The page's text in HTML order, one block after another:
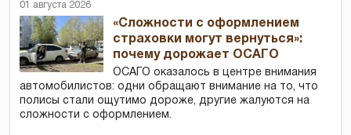
01 августа 2026
«Сложности с оформлением
страховки могут вернуться»:
почему дорожает ОСАГО
ОСАГО оказалось в центре внимания
автомобилистов: одни обращают внимание на то, что
полисы стали ощутимо дороже, другие жалуются на
сложности с оформлением.